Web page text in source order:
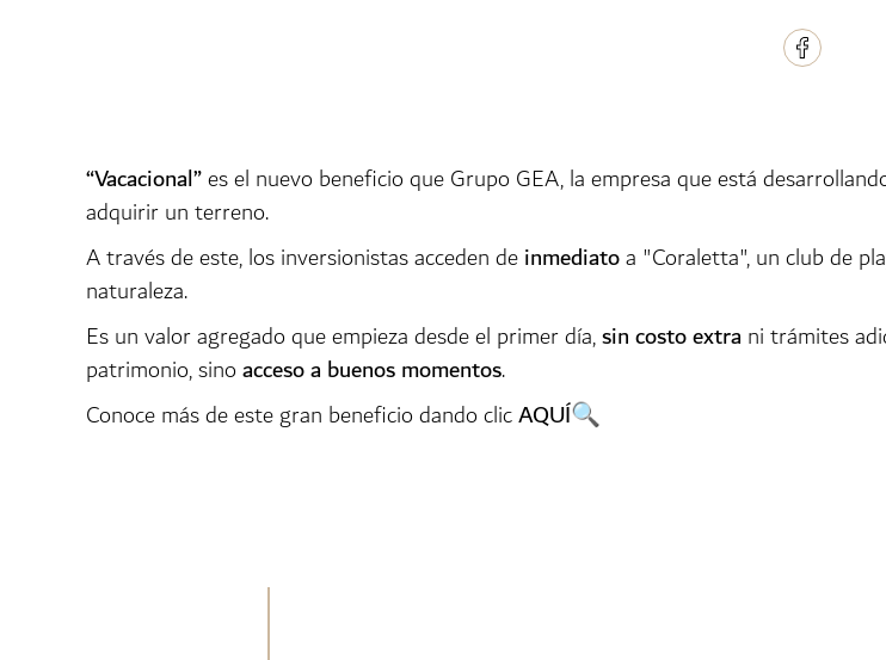
“Vacacional”es el nuevo beneficio que Grupo GEA, la empresa que está
adquirir un terreno.
A través de este, los inversionistas acceden deinmediatoa "Coraletta", un club de
naturaleza.
Es un valor agregado que empieza desde el primer día,sin costo extra ni trámites
patrimonio, sinoacceso a buenos momentos.
Conoce más de este gran beneficio dando clicAQUÍ🔍